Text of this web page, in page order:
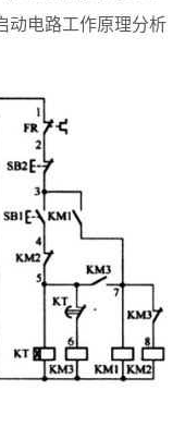
动电路工作原理分析